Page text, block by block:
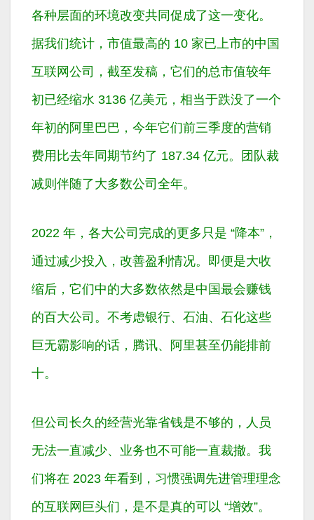
各种层面的环境改变共同促成了这一变化。
据我们统计，市值最高的 10 家已上市的中国
互联网公司，截至发稿，它们的总市值较年
初已经缩水 3136 亿美元，相当于跌没了一个
年初的阿里巴巴，今年它们前三季度的营销
费用比去年同期节约了 187.34 亿元。团队裁
减则伴随了大多数公司全年。
2022 年，各大公司完成的更多只是 “降本”，
通过减少投入，改善盈利情况。 即便是大收
缩后，它们中的大多数依然是中国最会赚钱
的百大公司。不考虑银行、石油、石化这些
巨无霸影响的话，腾讯、阿里甚至仍能排前
十。
但公司长久的经营光靠省钱是不够的，人员
无法一直减少、业务也不可能一直裁撤。我
们将在 2023 年看到，习惯强调先进管理理念
的互联网巨头们，是不是真的可以 “增效”。